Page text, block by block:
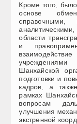
Кроме того,
основе
справочными,
области
и
учреждениями
Шанхайской
подготовки и
кадров, а
рамках
вопросам
улучшения
экстренной